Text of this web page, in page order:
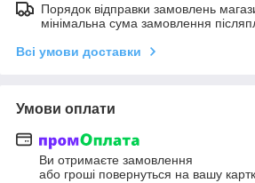
Порядок відправки замовлень
мінімальна сума замовлення
Всі умови доставки
Умови оплати
Ви отримаєте замовлення
або гроші повернуться на вашу